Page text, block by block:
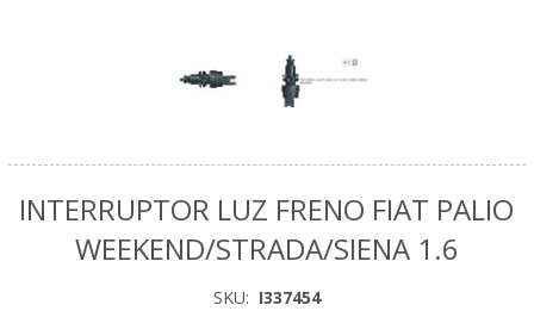
INTERRUPTOR LUZ FRENO FIAT PALIO
WEEKEND/STRADA/SIENA 1.6
SKU: I337454